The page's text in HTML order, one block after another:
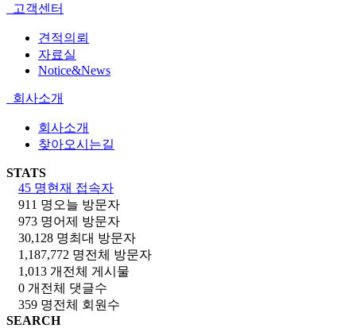
고객센터
견적의뢰
자료실
Notice&News
회사소개
회사소개
찾아오시는길
STATS
45 명현재 접속자
911 명 오늘 방문자
973 명어제 방문자
30,128 명최대 방문자
1,187,772 명전체 방문자
1,013 개 전체 게시물
0 개 전체 댓글수
359 명전체 회원수
SEARCH